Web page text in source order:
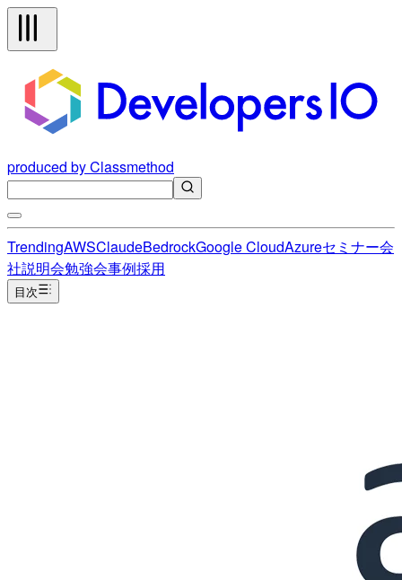
produced by Classmethod
TrendingAWSClaudeBedrockGoogle CloudAzureセミナー会
社説明会勉強会事例採用
目次